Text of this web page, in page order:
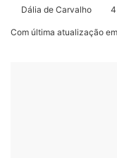
Dália de Carvalho
Com última atualização